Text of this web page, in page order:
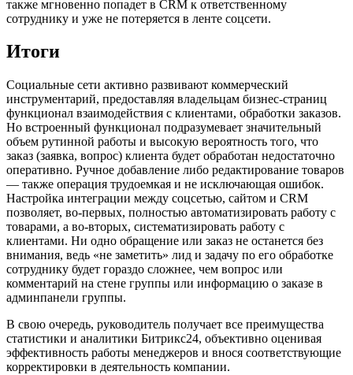
также мгновенно попадет в CRM к ответственному
сотруднику и уже не потеряется в ленте соцсети.
Итоги
Социальные сети активно развивают коммерческий
инструментарий, предоставляя владельцам бизнес-страниц
функционал взаимодействия с клиентами, обработки заказов.
Но встроенный функционал подразумевает значительный
объем рутинной работы и высокую вероятность того, что
заказ (заявка, вопрос) клиента будет обработан недостаточно
оперативно. Ручное добавление либо редактирование товаров
— также операция трудоемкая и не исключающая ошибок.
Настройка интеграции между соцсетью, сайтом и CRM
позволяет, во-первых, полностью автоматизировать работу с
товарами, а во-вторых, систематизировать работу с
клиентами. Ни одно обращение или заказ не останется без
внимания, ведь «не заметить» лид и задачу по его обработке
сотруднику будет гораздо сложнее, чем вопрос или
комментарий на стене группы или информацию о заказе в
админпанели группы.
В свою очередь, руководитель получает все преимущества
статистики и аналитики Битрикс24, объективно оценивая
эффективность работы менеджеров и внося соответствующие
корректировки в деятельность компании.